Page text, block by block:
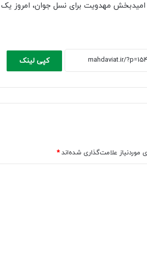
مهدویت برای نسل جوان، امروز یک
کپی لینک
علامت‌گذاری شده‌اند*